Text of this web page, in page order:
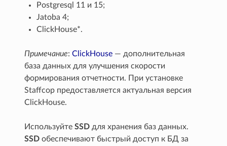
Postgresql 11 и 15;
Jatoba 4;
ClickHouse*.
Примечание:ClickHouse — дополнительная
база данных для улучшения скорости
формирования отчетности. При установке
Staffcop предоставляется актуальная версия
ClickHouse.
ИспользуйтеSSD для хранения баз данных.
SSD обеспечивают быстрый доступ к БД за